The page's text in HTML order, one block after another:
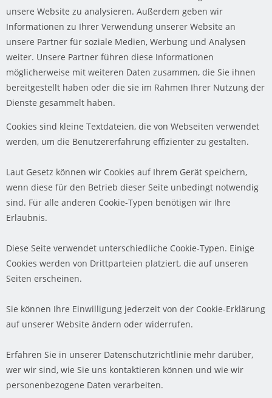
unsere Website zu analysieren. Außerdem geben wir
Informationen zu Ihrer Verwendung unserer Website an
unsere Partner für soziale Medien, Werbung und Analysen
weiter. Unsere Partner führen diese Informationen
möglicherweise mit weiteren Daten zusammen, die Sie ihnen
bereitgestellt haben oder die sie im Rahmen Ihrer Nutzung der
Dienste gesammelt haben.
Cookies sind kleine Textdateien, die von Webseiten verwendet
werden, um die Benutzererfahrung effizienter zu gestalten.
Laut Gesetz können wir Cookies auf Ihrem Gerät speichern,
wenn diese für den Betrieb dieser Seite unbedingt notwendig
sind. Für alle anderen Cookie-Typen benötigen wir Ihre
Erlaubnis.
Diese Seite verwendet unterschiedliche Cookie-Typen. Einige
Cookies werden von Drittparteien platziert, die auf unseren
Seiten erscheinen.
Sie können Ihre Einwilligung jederzeit von der Cookie-Erklärung
auf unserer Website ändern oder widerrufen.
Erfahren Sie in unserer Datenschutzrichtlinie mehr darüber,
wer wir sind, wie Sie uns kontaktieren können und wie wir
personenbezogene Daten verarbeiten.